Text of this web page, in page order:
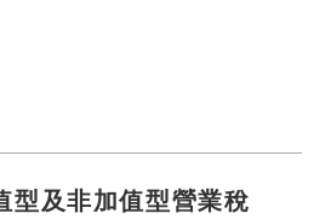
及非加值型營業稅